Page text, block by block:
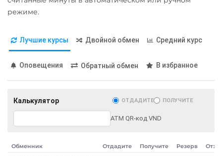
режиме.
Лучшие курсы Двойной обмен Средний курс
Оповещения Обратный обмен В избранное
Калькулятор ОТДАДИТЕ ПОЛУЧИТЕ
ATM QR-код VND
Обменник Отдадите Получите Резерв